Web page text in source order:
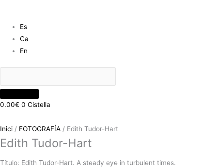
Es
Ca
En
0.00€ 0 Cistella
Inici / FOTOGRAFÍA / Edith Tudor-Hart
Edith Tudor-Hart
Título: Edith Tudor-Hart. A steady eye in turbulent times.